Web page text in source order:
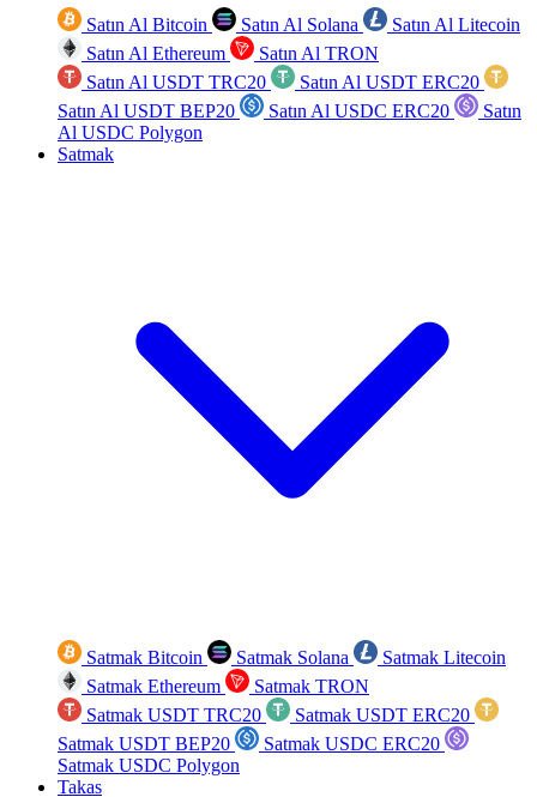
Satın Al Bitcoin Satın Al Solana
Satın Al Litecoin
Satın Al Ethereum
Satın Al TRON
Satın Al USDT TRC20
Satın Al USDT ERC20
Satın Al USDT BEP20
Satın Al USDC ERC20
Satın
Al USDC Polygon
Satmak
Satmak Bitcoin Satmak Solana
Satmak Litecoin
Satmak Ethereum
Satmak TRON
Satmak USDT TRC20
Satmak USDT ERC20
Satmak USDT BEP20
Satmak USDC ERC20
Satmak USDC Polygon
Takas